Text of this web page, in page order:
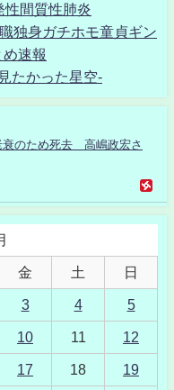
間質性肺炎
独身ガチホモ童貞ギン
速報
たかった星空-
衰のため死去 高嶋政宏さ
金 土 日
3 4 5
10 11 12
17 18 19